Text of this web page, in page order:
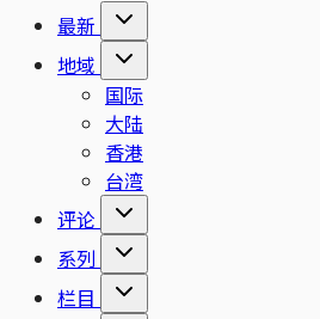
最新
地域
国际
大陆
香港
台湾
评论
系列
栏目